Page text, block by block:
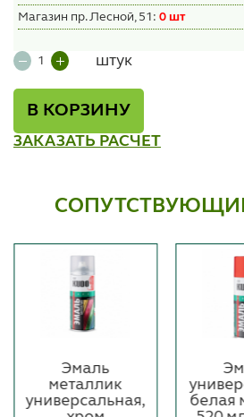
Магазин пр. Лесной, 51: 0 шт
штук
В КОРЗИНУ
ЗАКАЗАТЬ РАСЧЕТ
Эмаль
металлик
универсальная,
белая